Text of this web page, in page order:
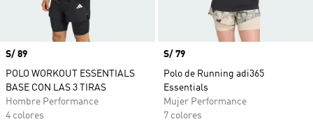
Precio
S/ 89
POLO WORKOUT ESSENTIALS
BASE CON LAS 3 TIRAS
Hombre Performance
4 colores
Precio
S/ 79
Polo de Running adi365
Essentials
Mujer Performance
7 colores